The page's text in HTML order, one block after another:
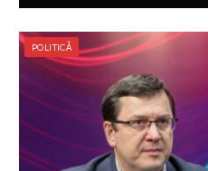
POLITICĂ